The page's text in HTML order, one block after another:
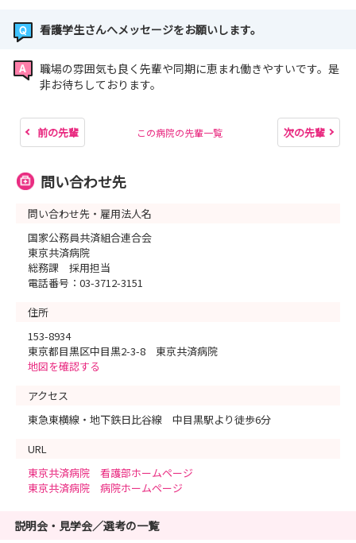
看護学生さんへメッセージをお願いします。
職場の雰囲気も良く先輩や同期に恵まれ働きやすいです。是
非お待ちしております。
前の先輩 この病院の先輩一覧 次の先輩
問い合わせ先
問い合わせ先・雇用法人名
国家公務員共済組合連合会
東京共済病院
総務課 採用担当
電話番号：03-3712-3151
住所
153-8934
東京都目黒区中目黒2-3-8 東京共済病院
地図を確認する
アクセス
東急東横線・地下鉄日比谷線 中目黒駅より徒歩6分
URL
東京共済病院 看護部ホームページ
東京共済病院 病院ホームページ
説明会・見学会／選考の一覧